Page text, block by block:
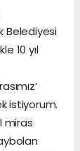
Belediyesi
10 yıl
istiyorum.
miras